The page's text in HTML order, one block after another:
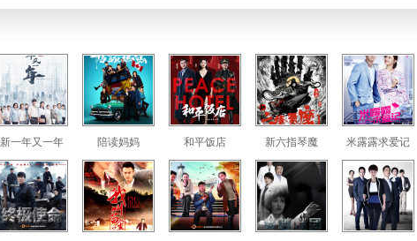
新一年又一年 陪读妈妈 和平饭店 新六指琴魔 米露露求爱记